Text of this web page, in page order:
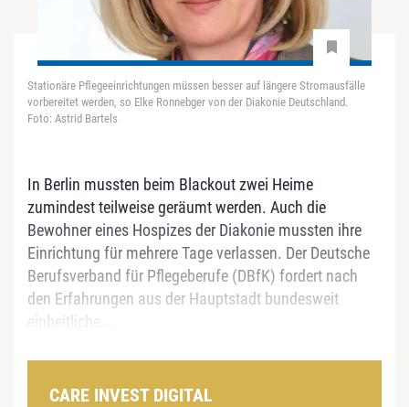
Stationäre Pflegeeinrichtungen müssen besser auf längere Stromausfälle
vorbereitet werden, so Elke Ronnebger von der Diakonie Deutschland.
Foto: Astrid Bartels
In Berlin mussten beim Blackout zwei Heime
zumindest teilweise geräumt werden. Auch die
Bewohner eines Hospizes der Diakonie mussten ihre
Einrichtung für mehrere Tage verlassen. Der Deutsche
Berufsverband für Pflegeberufe (DBfK) fordert nach
den Erfahrungen aus der Hauptstadt bundesweit
einheitliche...
CARE INVEST DIGITAL